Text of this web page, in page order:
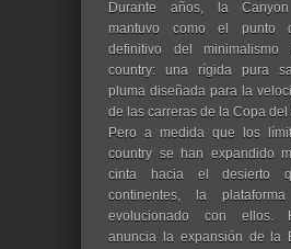
Durante años, la
mantuvo como el punto
definitivo del
country: una rígida pura
pluma diseñada para la
de las carreras de la Copa
Pero a medida que los
country se han expandido
cinta hacia el desierto
continentes, la
evolucionado con ellos.
anuncia la expansión de la